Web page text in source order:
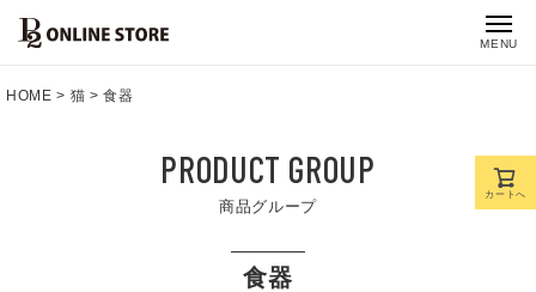
MENU
HOME 猫 食器
PRODUCT GROUP
商品グループ
食器
カートへ